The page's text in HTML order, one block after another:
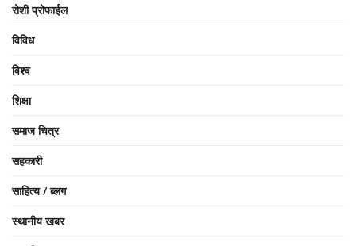
रोशी प्रोफाईल
विविध
विश्व
शिक्षा
समाज चित्र
सहकारी
साहित्य / ब्लग
स्थानीय खबर